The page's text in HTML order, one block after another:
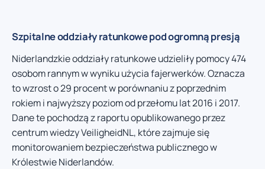
Szpitalne oddziały ratunkowe pod ogromną presją
Niderlandzkie oddziały ratunkowe udzieliły pomocy 474
osobom rannym w wyniku użycia fajerwerków. Oznacza
to wzrost o 29 procent w porównaniu z poprzednim
rokiem i najwyższy poziom od przełomu lat 2016 i 2017.
Dane te pochodzą z raportu opublikowanego przez
centrum wiedzy VeiligheidNL, które zajmuje się
monitorowaniem bezpieczeństwa publicznego w
Królestwie Niderlandów.